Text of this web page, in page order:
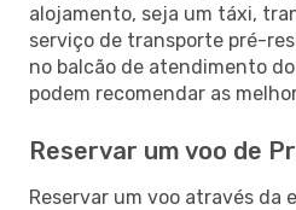
alojamento, seja um táxi,
serviço de transporte pré-
no balcão de atendimento
podem recomendar as
Reservar um voo de
Reservar um voo através da